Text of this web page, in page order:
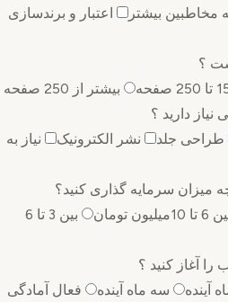
بیشتر
اعتبار و برندسازی
؟
بیشتر از 250 صفحه
دارید ؟
طراحی جلد نشر الکترونیک
نیاز به
میزان سرمایه گذاری ‌کنید؟
10میلیون تومان
بین 3 تا 6
آغاز کنید ؟
آینده سه ماه آینده فعال آمادگی